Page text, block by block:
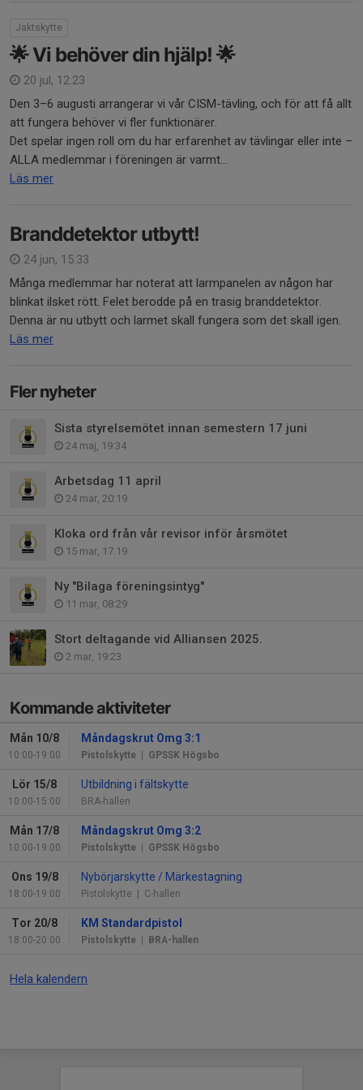
Jaktskytte
🌟 Vi behöver din hjälp! 🌟
20 jul, 12:23
Den 3–6 augusti arrangerar vi vår CISM-tävling, och för att få allt
att fungera behöver vi fler funktionärer.
Det spelar ingen roll om du har erfarenhet av tävlingar eller inte –
ALLA medlemmar i föreningen är varmt...
Läs mer
Branddetektor utbytt!
24 jun, 15:33
Många medlemmar har noterat att larmpanelen av någon har
blinkat ilsket rött. Felet berodde på en trasig branddetektor.
Denna är nu utbytt och larmet skall fungera som det skall igen.
Läs mer
Fler nyheter
Sista styrelsemötet innan semestern 17 juni
24 maj, 19:34
Arbetsdag 11 april
24 mar, 20:19
Kloka ord från vår revisor inför årsmötet
15 mar, 17:19
Ny "Bilaga föreningsintyg"
11 mar, 08:29
Stort deltagande vid Alliansen 2025.
2 mar, 19:23
Kommande aktiviteter
Mån 10/8
10:00-19:00
Måndagskrut Omg 3:1
Pistolskytte | GPSSK Högsbo
Lör 15/8
10:00-15:00
Utbildning i fältskytte
BRA-hallen
Mån 17/8
10:00-19:00
Måndagskrut Omg 3:2
Pistolskytte | GPSSK Högsbo
Ons 19/8
18:00-19:00
Nybörjarskytte / Märkestagning
Pistolskytte | C-hallen
Tor 20/8
18:00-20:00
KM Standardpistol
Pistolskytte | BRA-hallen
Hela kalendern